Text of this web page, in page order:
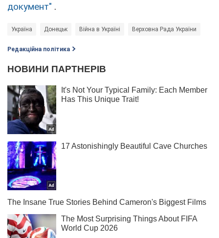
документ" .
Україна Донецьк Війна в Україні Верховна Рада України
Редакційна політика